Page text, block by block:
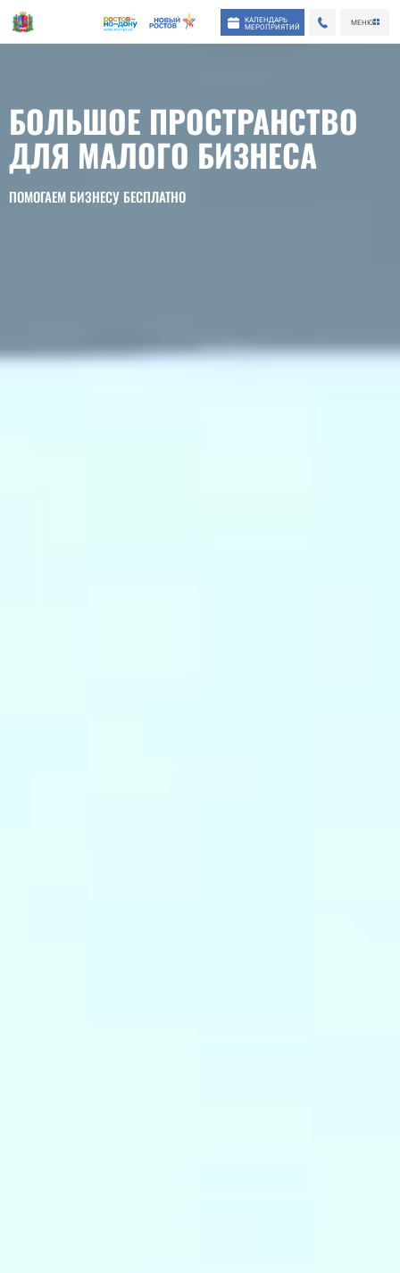
КАЛЕНДАРЬ
МЕРОПРИЯТИЙ
МЕНЮ
БОЛЬШОЕ ПРОСТРАНСТВО
ДЛЯ МАЛОГО БИЗНЕСА
ПОМОГАЕМ БИЗНЕСУ БЕСПЛАТНО